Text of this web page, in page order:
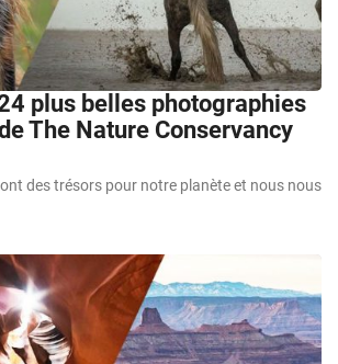
plus belles photographies
The Nature Conservancy
des trésors pour notre planète et nous nous